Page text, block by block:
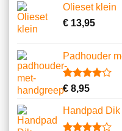
Olieset klein
€13,95
Padhouder
Gewaardeerd
4.00
5
gebaseerd
op
1
€8,95
Handpad